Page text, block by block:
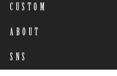
CUSTOM
ABOUT
SNS